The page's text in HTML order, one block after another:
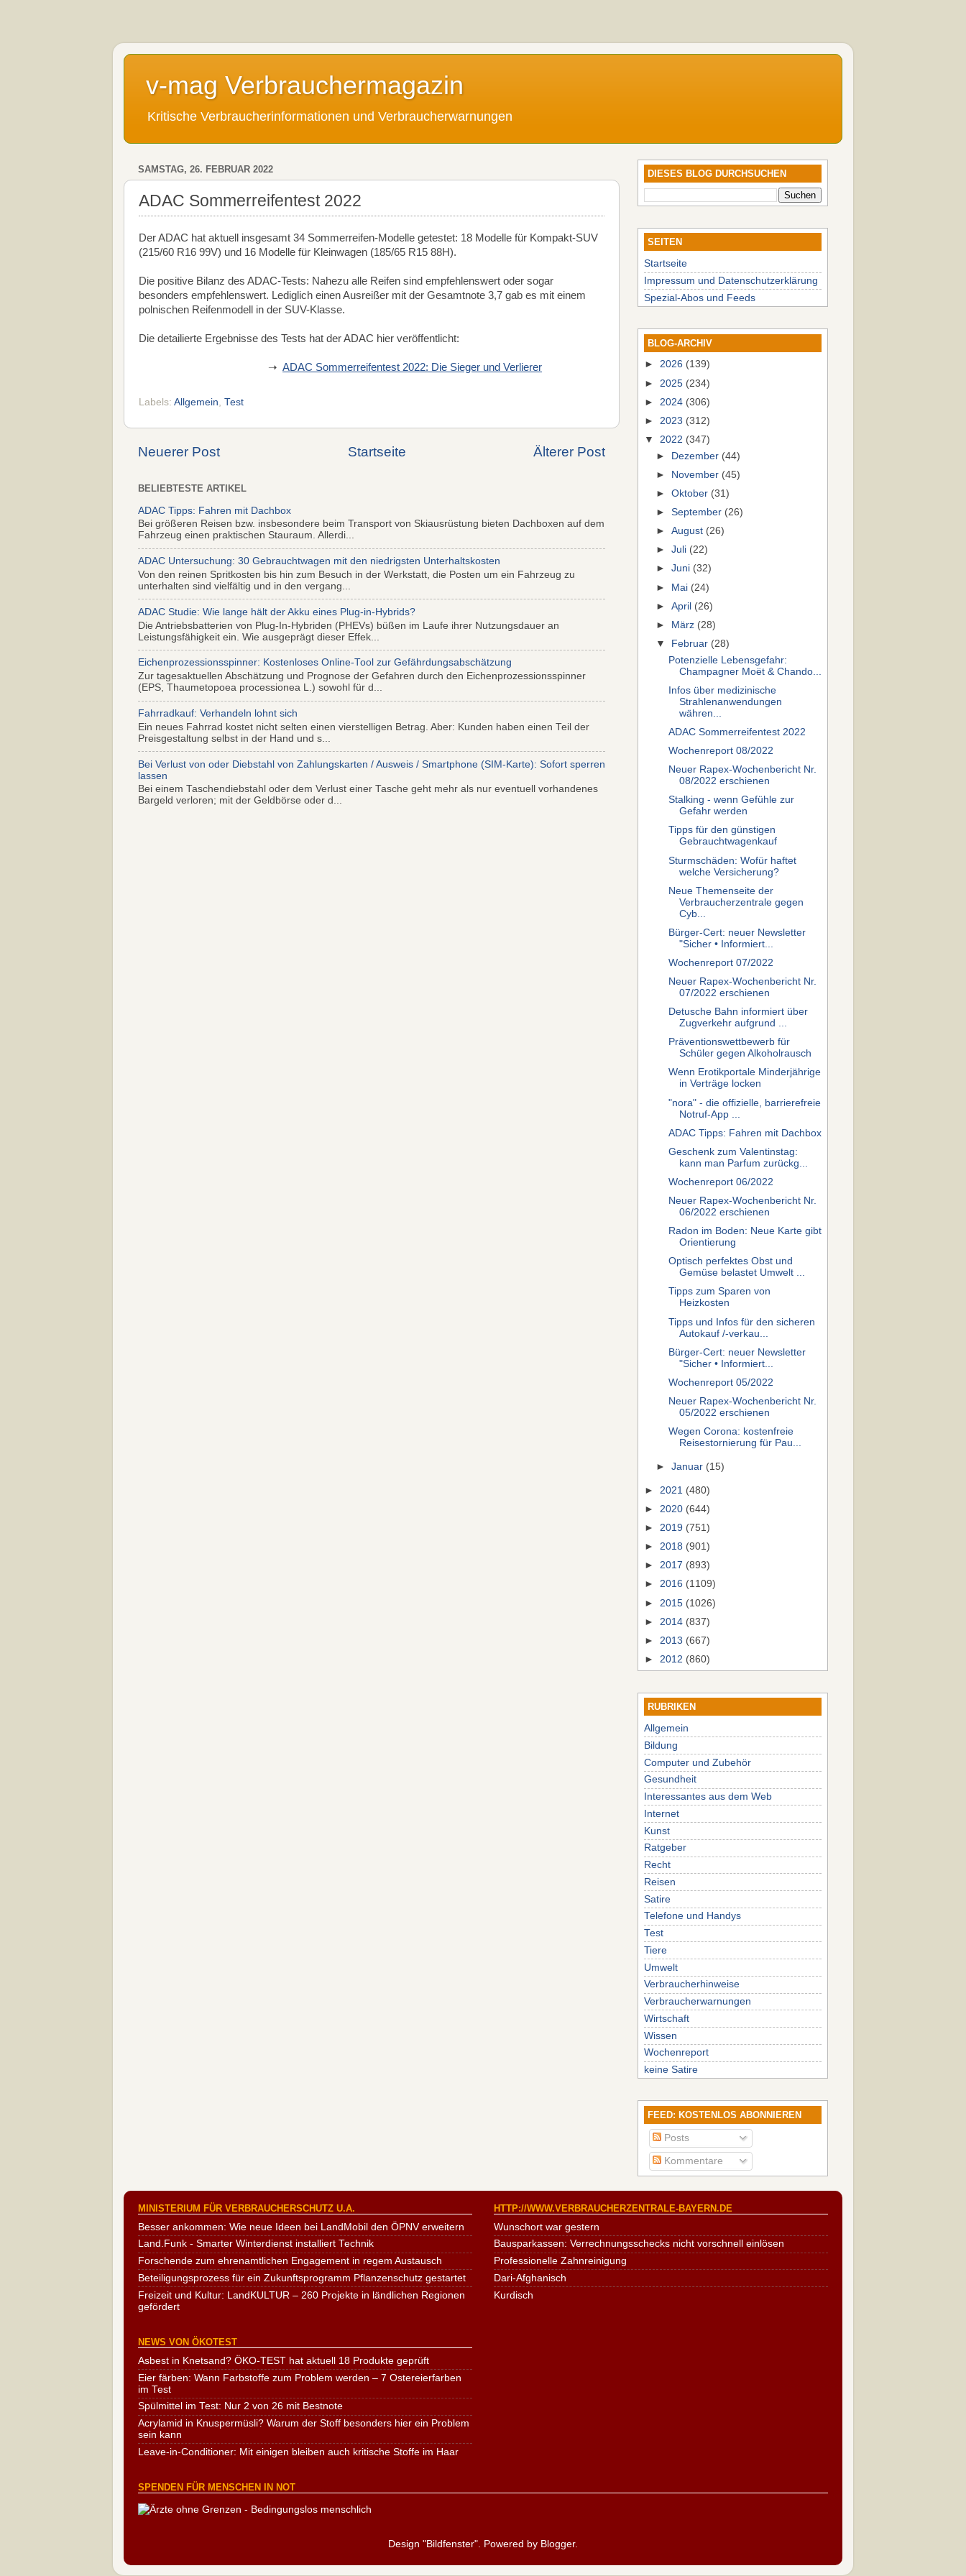
v-mag Verbrauchermagazin
Kritische Verbraucherinformationen und Verbraucherwarnungen
SAMSTAG, 26. FEBRUAR 2022
ADAC Sommerreifentest 2022
Der ADAC hat aktuell insgesamt 34 Sommerreifen-Modelle getestet: 18 Modelle für Kompakt-SUV
(215/60 R16 99V) und 16 Modelle für Kleinwagen (185/65 R15 88H).
Die positive Bilanz des ADAC-Tests: Nahezu alle Reifen sind empfehlenswert oder sogar
besonders empfehlenswert. Lediglich einen Ausreißer mit der Gesamtnote 3,7 gab es mit einem
polnischen Reifenmodell in der SUV-Klasse.
Die detailierte Ergebnisse des Tests hat der ADAC hier veröffentlicht:
➝ ADAC Sommerreifentest 2022: Die Sieger und Verlierer
Labels: Allgemein Test
Neuerer Post Älterer Post
Startseite
BELIEBTESTE ARTIKEL
ADAC Tipps: Fahren mit Dachbox
Bei größeren Reisen bzw. insbesondere beim Transport von Skiausrüstung bieten Dachboxen auf dem
Fahrzeug einen praktischen Stauraum. Allerdi...
ADAC Untersuchung: 30 Gebrauchtwagen mit den niedrigsten Unterhaltskosten
Von den reinen Spritkosten bis hin zum Besuch in der Werkstatt, die Posten um ein Fahrzeug zu
unterhalten sind vielfältig und in den vergang...
ADAC Studie: Wie lange hält der Akku eines Plug-in-Hybrids?
Die Antriebsbatterien von Plug-In-Hybriden (PHEVs) büßen im Laufe ihrer Nutzungsdauer an
Leistungsfähigkeit ein. Wie ausgeprägt dieser Effek...
Eichenprozessionsspinner: Kostenloses Online-Tool zur Gefährdungsabschätzung
Zur tagesaktuellen Abschätzung und Prognose der Gefahren durch den Eichenprozessionsspinner
(EPS, Thaumetopoea processionea L.) sowohl für d...
Fahrradkauf: Verhandeln lohnt sich
Ein neues Fahrrad kostet nicht selten einen vierstelligen Betrag. Aber: Kunden haben einen Teil der
Preisgestaltung selbst in der Hand und s...
Bei Verlust von oder Diebstahl von Zahlungskarten / Ausweis / Smartphone (SIM-Karte): Sofort sperren
lassen
Bei einem Taschendiebstahl oder dem Verlust einer Tasche geht mehr als nur eventuell vorhandenes
Bargeld verloren; mit der Geldbörse oder d...
DIESES BLOG DURCHSUCHEN
SEITEN
Startseite
Impressum und Datenschutzerklärung
Spezial-Abos und Feeds
BLOG-ARCHIV
► 2026 (139)
► 2025 (234)
► 2024 (306)
► 2023 (312)
▼ 2022 (347)
► Dezember (44)
►
November (45)
►Oktober (31)
►September (26)
►August (26)
►Juli (22)
►Juni (32)
► Mai (24)
►April (26)
►
März (28)
▼
Februar (28)
Potenzielle Lebensgefahr:
Champagner Moët & Chando...
Infos über medizinische
Strahlenanwendungen
währen...
ADAC Sommerreifentest 2022
Wochenreport 08/2022
Neuer Rapex-Wochenbericht Nr.
08/2022 erschienen
Stalking - wenn Gefühle zur
Gefahr werden
Tipps für den günstigen
Gebrauchtwagenkauf
Sturmschäden: Wofür haftet
welche Versicherung?
Neue Themenseite der
Verbraucherzentrale gegen
Cyb...
Bürger-Cert: neuer Newsletter
"Sicher • Informiert...
Wochenreport 07/2022
Neuer Rapex-Wochenbericht Nr.
07/2022 erschienen
Detusche Bahn informiert über
Zugverkehr aufgrund ...
Präventionswettbewerb für
Schüler gegen Alkoholrausch
Wenn Erotikportale Minderjährige
in Verträge locken
"nora" - die offizielle, barrierefreie
Notruf-App ...
ADAC Tipps: Fahren mit Dachbox
Geschenk zum Valentinstag:
kann man Parfum zurückg...
Wochenreport 06/2022
Neuer Rapex-Wochenbericht Nr.
06/2022 erschienen
Radon im Boden: Neue Karte gibt
Orientierung
Optisch perfektes Obst und
Gemüse belastet Umwelt ...
Tipps zum Sparen von
Heizkosten
Tipps und Infos für den sicheren
Autokauf /-verkau...
Bürger-Cert: neuer Newsletter
"Sicher • Informiert...
Wochenreport 05/2022
Neuer Rapex-Wochenbericht Nr.
05/2022 erschienen
Wegen Corona: kostenfreie
Reisestornierung für Pau...
►Januar (15)
► 2021 (480)
► 2020 (644)
► 2019 (751)
► 2018 (901)
► 2017 (893)
► 2016 (1109)
► 2015 (1026)
► 2014 (837)
► 2013 (667)
► 2012 (860)
RUBRIKEN
Allgemein
Bildung
Computer und Zubehör
Gesundheit
Interessantes aus dem Web
Internet
Kunst
Ratgeber
Recht
Reisen
Satire
Telefone und Handys
Test
Tiere
Umwelt
Verbraucherhinweise
Verbraucherwarnungen
Wirtschaft
Wissen
Wochenreport
keine Satire
FEED: KOSTENLOS ABONNIEREN
Posts
Kommentare
MINISTERIUM FÜR VERBRAUCHERSCHUTZ U.A.
Besser ankommen: Wie neue Ideen bei LandMobil den ÖPNV erweitern
Land.Funk - Smarter Winterdienst installiert Technik
Forschende zum ehrenamtlichen Engagement in regem Austausch
Beteiligungsprozess für ein Zukunftsprogramm Pflanzenschutz gestartet
Freizeit und Kultur: LandKULTUR – 260 Projekte in ländlichen Regionen
gefördert
NEWS VON ÖKOTEST
Asbest in Knetsand? ÖKO-TEST hat aktuell 18 Produkte geprüft
Eier färben: Wann Farbstoffe zum Problem werden – 7 Ostereierfarben
im Test
Spülmittel im Test: Nur 2 von 26 mit Bestnote
Acrylamid in Knuspermüsli? Warum der Stoff besonders hier ein Problem
sein kann
Leave-in-Conditioner: Mit einigen bleiben auch kritische Stoffe im Haar
HTTP://WWW.VERBRAUCHERZENTRALE-BAYERN.DE
Wunschort war gestern
Bausparkassen: Verrechnungsschecks nicht vorschnell einlösen
Professionelle Zahnreinigung
Dari-Afghanisch
Kurdisch
SPENDEN FÜR MENSCHEN IN NOT
Design "Bildfenster". Powered by Blogger.